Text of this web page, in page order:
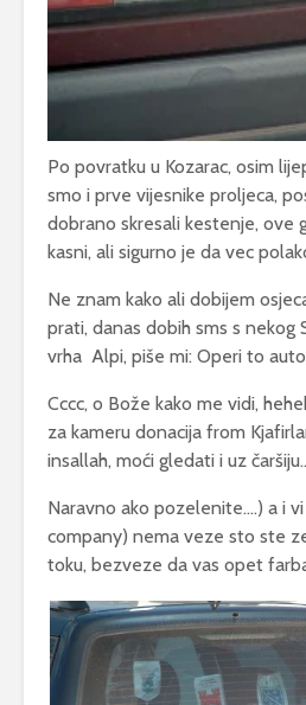
Po povratku u Kozarac, osim
smo i prve vijesnike proljeca,
dobrano skresali kestenje, ove
kasni, ali sigurno je da vec
Ne znam kako ali dobijem
prati, danas dobih sms s nekog
vrha Alpi, piše mi: Operi to
Cccc, o Bože kako me vidi,
za kameru donacija from
insallah, moći gledati i uz
Naravno ako pozelenite….) a i
company) nema veze sto ste
toku, bezveze da vas opet